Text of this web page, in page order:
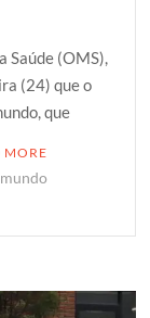
Saúde (OMS),
(24) que o
que
MORE
mundo